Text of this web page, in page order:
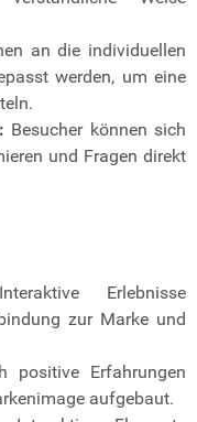
an die individuellen
werden, um eine
Besucher können sich
und Fragen direkt
Erlebnisse
zur Marke und
positive Erfahrungen
aufgebaut.